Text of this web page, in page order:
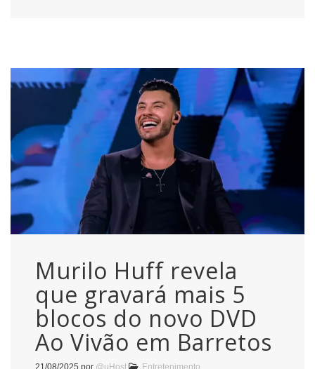
Murilo Huff revela
que gravará mais 5
blocos do novo DVD
Ao Vivão em Barretos
21/08/2025 por @uHost Entretenimento